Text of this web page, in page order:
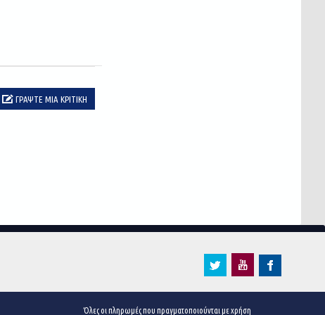
ΓΡΆΨΤΕ ΜΙΑ ΚΡΙΤΙΚΉ
Όλες οι πληρωμές που πραγματοποιούνται με χρήση